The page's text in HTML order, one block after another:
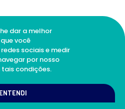
dar a melhor
você
sociais e medir
por nosso
condições.
ENTENDI